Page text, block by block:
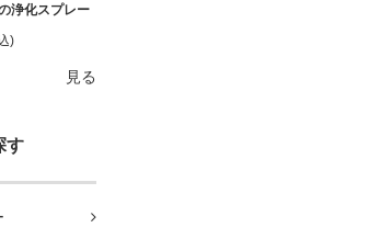
浄化スプレー
)
見る
す